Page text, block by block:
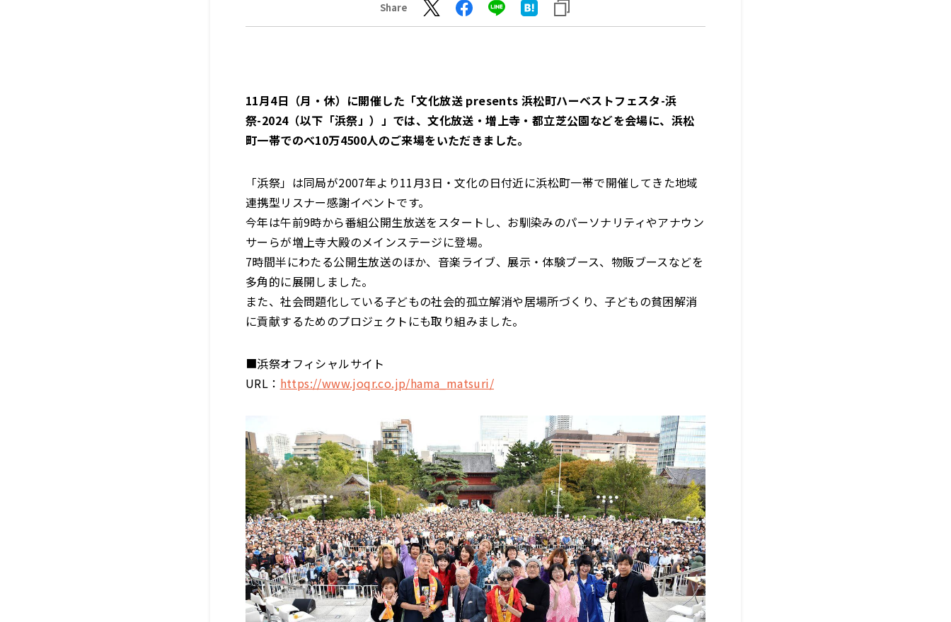
Share
11月4日（月・休）に開催した「文化放送 presents 浜松町ハーベストフェスタ-浜
祭-2024（以下「浜祭」）」では、文化放送・増上寺・都立芝公園などを会場に、浜松
町一帯でのべ10万4500人のご来場をいただきました。
「浜祭」は同局が2007年より11月3日・文化の日付近に浜松町一帯で開催してきた地域
連携型リスナー感謝イベントです。
今年は午前9時から番組公開生放送をスタートし、お馴染みのパーソナリティやアナウン
サーらが増上寺大殿のメインステージに登場。
7時間半にわたる公開生放送のほか、音楽ライブ、展示・体験ブース、物販ブースなどを
多角的に展開しました。
また、社会問題化している子どもの社会的孤立解消や居場所づくり、子どもの貧困解消
に貢献するためのプロジェクトにも取り組みました。
■浜祭オフィシャルサイト
URL： https://www.joqr.co.jp/hama_matsuri/